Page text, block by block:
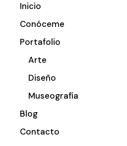
Inicio
Conóceme
Portafolio
Arte
Diseño
Museografía
Blog
Contacto